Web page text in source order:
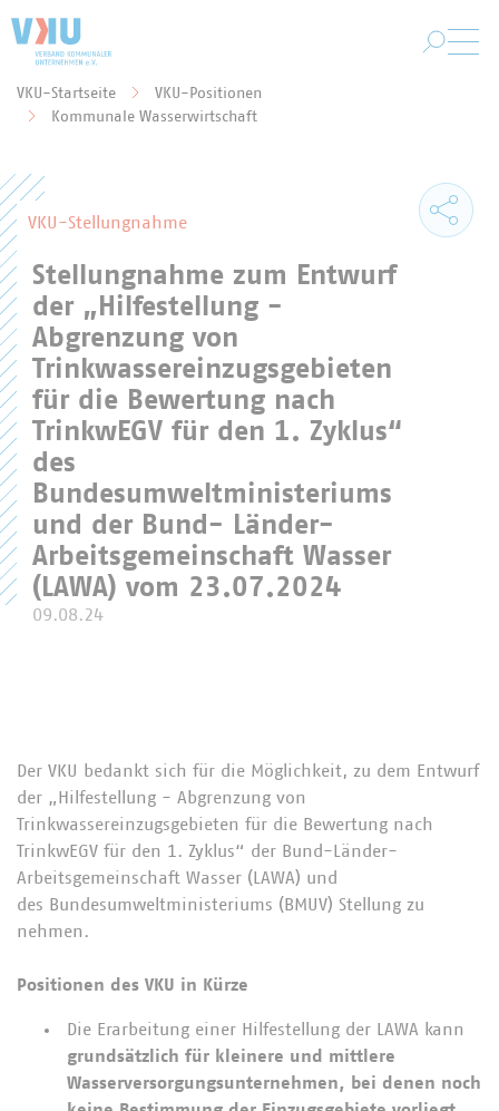
Sie befinden sich hier:
VKU-Startseite
VKU-Positionen
Kommunale Wasserwirtschaft
VKU-Stellungnahme
Stellungnahme zum Entwurf
der „Hilfestellung -
Abgrenzung von
Trinkwassereinzugsgebieten
für die Bewertung nach
TrinkwEGV für den 1. Zyklus“
des
Bundesumweltministeriums
und der Bund- Länder-
Arbeitsgemeinschaft Wasser
(LAWA) vom 23.07.2024
09.08.24
Der VKU bedankt sich für die Möglichkeit, zu dem Entwurf
der „Hilfestellung - Abgrenzung von
Trinkwassereinzugsgebieten für die Bewertung nach
TrinkwEGV für den 1. Zyklus“ der Bund-Länder-
Arbeitsgemeinschaft Wasser (LAWA) und
des Bundesumweltministeriums (BMUV) Stellung zu
nehmen.
Positionen des VKU in Kürze
Die Erarbeitung einer Hilfestellung der LAWA kann
grundsätzlich für kleinere und mittlere
Wasserversorgungsunternehmen, bei denen noch